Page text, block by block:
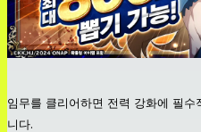
임무를 클리어하면 전력 강화에 필
니다.